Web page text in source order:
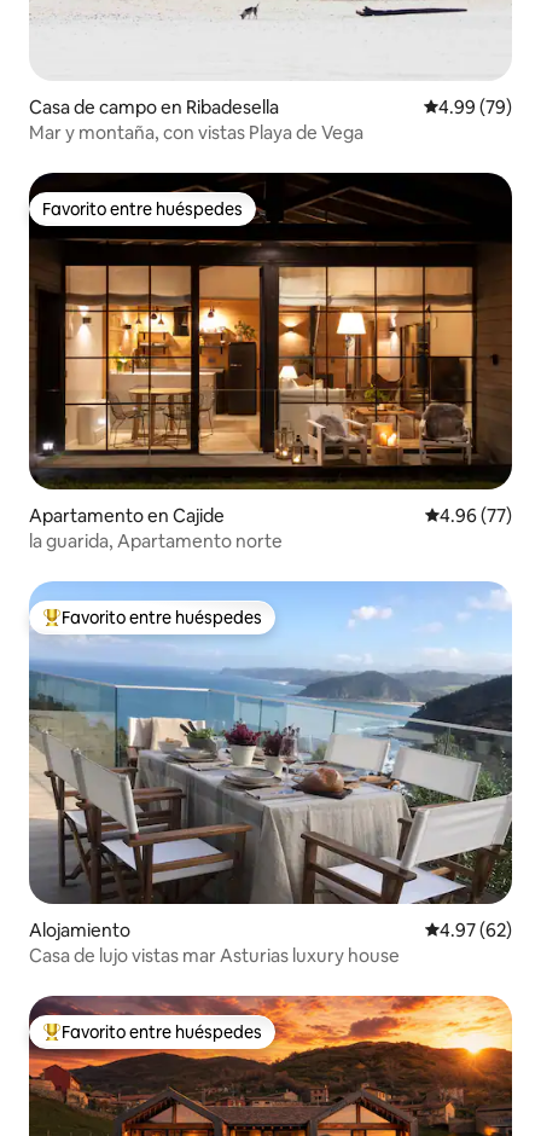
Casa de campo en Ribadesella Calificación
4.99 (79)
Mar y montaña, con vistas Playa de Vega
Favorito entre huéspedes
Favorito entre huéspedes
Apartamento en Cajide Calificación
4.96 (77)
la guarida, Apartamento norte
Favorito entre huéspedes preferido
Favorito entre huéspedes
Alojamiento Calificación
4.97 (62)
Casa de lujo vistas mar Asturias luxury house
Favorito entre huéspedes preferido
Favorito entre huéspedes